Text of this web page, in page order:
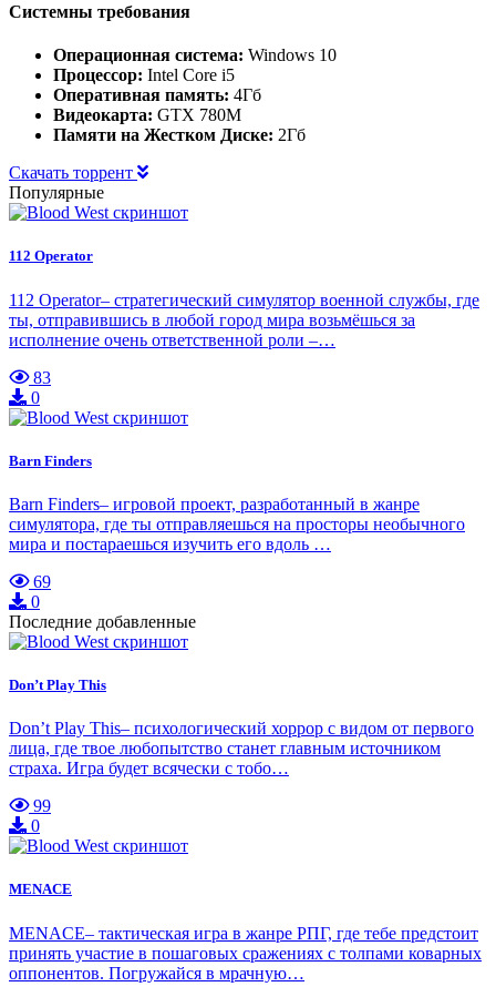
Системны требования
Операционная система: Windows 10
Процессор: Intel Core i5
Оперативная память: 4Гб
Видеокарта: GTX 780M
Памяти на Жестком Диске: 2Гб
Скачать торрент
Популярные
112 Operator
112 Operator– стратегический симулятор военной службы, где
ты, отправившись в любой город мира возьмёшься за
исполнение очень ответственной роли –…
83
0
Barn Finders
Barn Finders– игровой проект, разработанный в жанре
симулятора, где ты отправляешься на просторы необычного
мира и постараешься изучить его вдоль …
69
0
Последние добавленные
Don’t Play This
Don’t Play This– психологический хоррор с видом от первого
лица, где твое любопытство станет главным источником
страха. Игра будет всячески с тобо…
99
0
MENACE
MENACE– тактическая игра в жанре РПГ, где тебе предстоит
принять участие в пошаговых сражениях с толпами коварных
оппонентов. Погружайся в мрачную…